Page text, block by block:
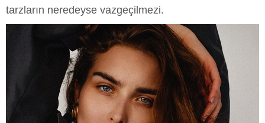
tarzların neredeyse vazgeçilmezi.